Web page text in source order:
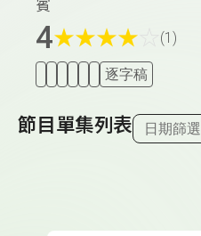
賓
4★★★★ (1)
逐字稿
節目單集列表 日期篩選